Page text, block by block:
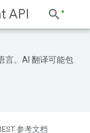
API
言。AI 翻译可能包
参考文档